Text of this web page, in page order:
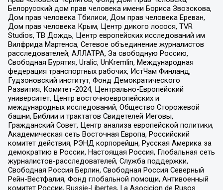
Белорусский дом прав человека имени Бориса Звозскова,
Дом прав человека Тбилиси, Дом прав человека Ереван,
Дом прав человека Крым, Центр дикого лосося, TVR
Studios, ТВ Дождь, Центр европейских исследований им
Вилфрида Мартенса, Сетевое объединение журналистов
расследователей, АЛЛАТРА, За свободную Россию,
Свободная Бурятия, Uralic, UnKremlin, Международная
федерация транспортных рабочих, ИстЧам Финланд,
Гудзоновский институт, Фонд Демократического
Развития, Комитет-2024, Центрально-Европейский
университет, Центр восточноевропейских и
международных исследований, Общество Сторожевой
башни, Библии и трактатов Свидетелей Иеговы,
Гражданский Совет, Центр анализа европейской политики,
Академическая сеть Восточная Европа, Российский
комитет действия, РЭНД корпорейшн, Русская Америка за
демократию в России, Настоящая Россия, Глобальная сеть
журналистов-расследователей, Служба поддержки,
Свободная Россия Берлин, Свободная Россия Северный
Рейн-Вестфалия, Фонд глобальной помощи, Антивоенный
комитет России, Russie-Libertes, La Asocicion de Rusos